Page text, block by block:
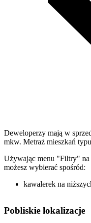
Deweloperzy mają w
mkw. Metraż mieszkań
Używając menu "Filtry"
możesz wybierać spośród:
kawalerek na
Pobliskie lokalizacje